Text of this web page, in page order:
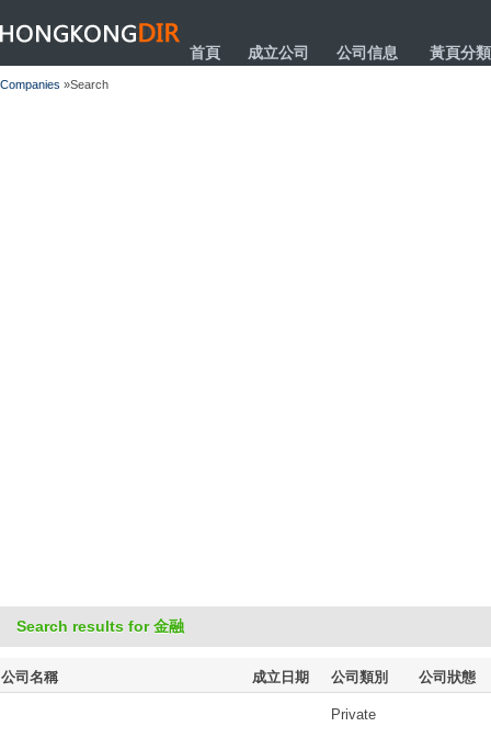
HONGKONGDIR
首頁 成立公司 公司信息 黃頁分類
Companies »Search
Search results for 金融
公司名稱 成立日期 公司類別 公司狀態
Private